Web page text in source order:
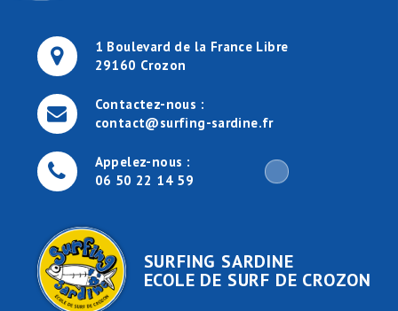
1 Boulevard de la France Libre
29160 Crozon
Contactez-nous :
contact@surfing-sardine.fr
Appelez-nous :
06 50 22 14 59
SURFING SARDINE
ECOLE DE SURF DE CROZON